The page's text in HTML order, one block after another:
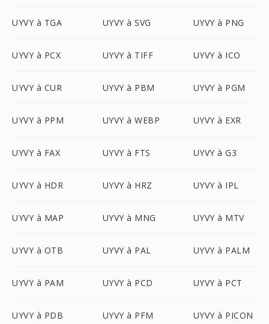
UYVY à TGA UYVY à SVG UYVY à PNG
UYVY à PCX UYVY à TIFF UYVY à ICO
UYVY à CUR UYVY à PBM UYVY à PGM
UYVY à PPM UYVY à WEBP UYVY à EXR
UYVY à FAX UYVY à FTS UYVY à G3
UYVY à HDR UYVY à HRZ UYVY à IPL
UYVY à MAP UYVY à MNG UYVY à MTV
UYVY à OTB UYVY à PAL UYVY à PALM
UYVY à PAM UYVY à PCD UYVY à PCT
UYVY à PDB UYVY à PFM UYVY à PICON